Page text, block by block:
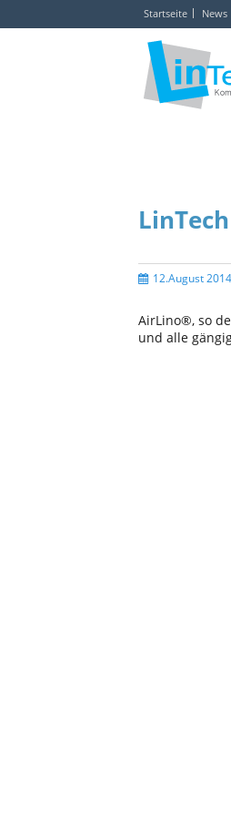
Startseite News
12.August 2014
AirLino®, so
und alle